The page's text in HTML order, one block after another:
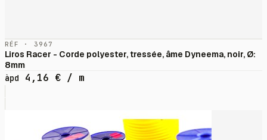
RÉF · 3967
Liros Racer - Corde polyester, tressée, âme Dyneema, noir, Ø:
8mm
àpd
4,16 € / m